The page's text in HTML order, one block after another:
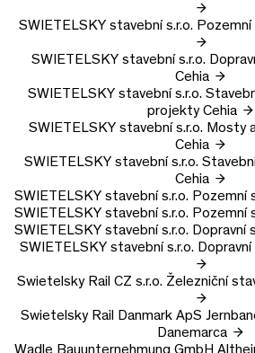
SWIETELSKY stavební s.r.o.
SWIETELSKY stavební s.r.o.
Cehia
SWIETELSKY stavební s.r.o.
projekty Cehia
SWIETELSKY stavební s.r.o. Mosty
Cehia
SWIETELSKY stavební s.r.o.
Cehia
SWIETELSKY stavební s.r.o. Pozemní
SWIETELSKY stavební s.r.o. Pozemní
SWIETELSKY stavební s.r.o. Dopravní
SWIETELSKY stavební s.r.o.
Swietelsky Rail CZ s.r.o. Železniční
Swietelsky Rail Danmark ApS
Danemarca
Wadle Bauunternehmung GmbH